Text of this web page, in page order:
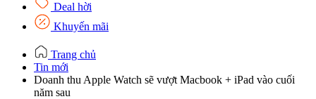
Deal hời
Khuyến mãi
Trang chủ
Tin mới
Doanh thu Apple Watch sẽ vượt Macbook + iPad vào cuối
năm sau